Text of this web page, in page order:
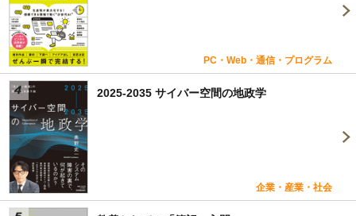
PC・Web・通信・プログラム
2025-2035 サイバー空間の地政学
企業・産業・社会